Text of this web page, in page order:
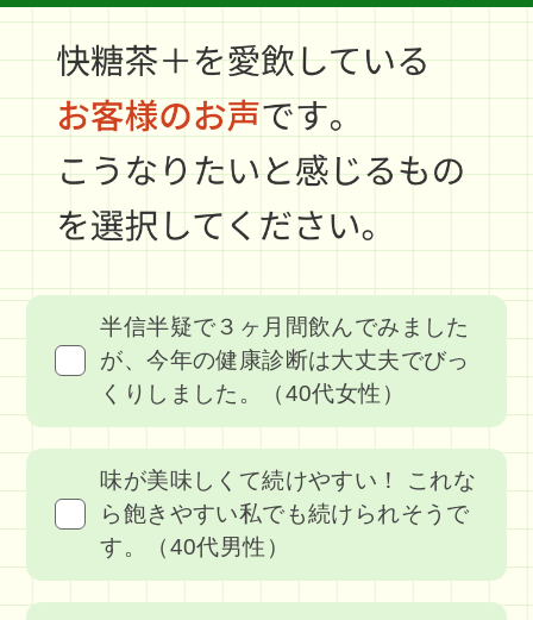
半信半疑で３ヶ月間飲んでみました
が、今年の健康診断は大丈夫でびっ
くりしました。（40代女性）
味が美味しくて続けやすい！ これな
ら飽きやすい私でも続けられそうで
す。（40代男性）